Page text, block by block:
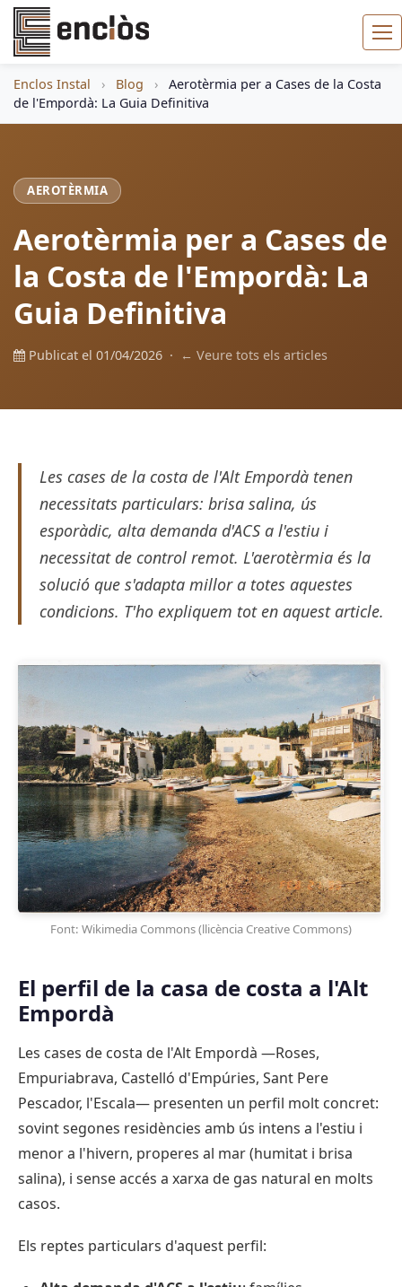
Enclos Instal › Blog ›
Aerotèrmia per a Cases de la Costa
de l'Empordà: La Guia Definitiva
AEROTÈRMIA
Aerotèrmia per a Cases de
la Costa de l'Empordà: La
Guia Definitiva
Publicat el 01/04/2026 · ← Veure tots els articles
Les cases de la costa de l'Alt Empordà tenen
necessitats particulars: brisa salina, ús
esporàdic, alta demanda d'ACS a l'estiu i
necessitat de control remot. L'aerotèrmia és la
solució que s'adapta millor a totes aquestes
condicions. T'ho expliquem tot en aquest article.
Font: Wikimedia Commons (llicència Creative Commons)
El perfil de la casa de costa a l'Alt
Empordà
Les cases de costa de l'Alt Empordà —Roses,
Empuriabrava, Castelló d'Empúries, Sant Pere
Pescador, l'Escala— presenten un perfil molt concret:
sovint segones residències amb ús intens a l'estiu i
menor a l'hivern, properes al mar (humitat i brisa
salina), i sense accés a xarxa de gas natural en molts
casos.
Els reptes particulars d'aquest perfil: